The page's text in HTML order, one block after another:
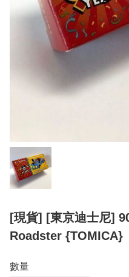
[現貨] [東京迪士尼]
Roadster {TOMICA}
數量